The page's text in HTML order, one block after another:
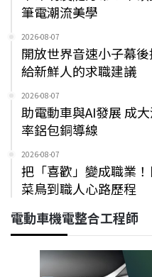
筆電潮流美學
2026-08-07
開放世界音速小子幕
給新鮮人的求職建議
2026-08-07
助電動車與AI發展 成
率鋁包銅導線
2026-08-07
把「喜歡」變成職業
菜鳥到職人心路歷程
電動車機電整合工程師